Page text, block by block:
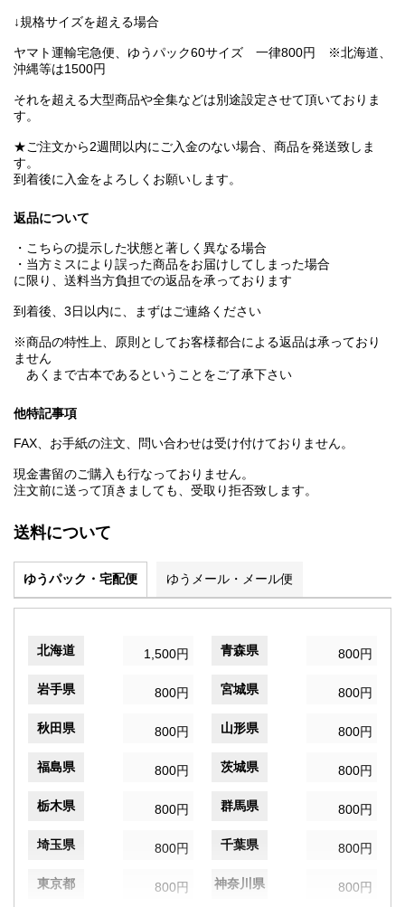
↓規格サイズを超える場合
ヤマト運輸宅急便、ゆうパック60サイズ 一律800円 ※北海道、
沖縄等は1500円
それを超える大型商品や全集などは別途設定させて頂いておりま
す。
★ご注文から2週間以内にご入金のない場合、商品を発送致しま
す。
到着後に入金をよろしくお願いします。
返品について
・こちらの提示した状態と著しく異なる場合
・当方ミスにより誤った商品をお届けしてしまった場合
に限り、送料当方負担での返品を承っております
到着後、3日以内に、まずはご連絡ください
※商品の特性上、原則としてお客様都合による返品は承っており
ません
あくまで古本であるということをご了承下さい
他特記事項
FAX、お手紙の注文、問い合わせは受け付けておりません。
現金書留のご購入も行なっておりません。
注文前に送って頂きましても、受取り拒否致します。
送料について
ゆうパック・宅配便 ゆうメール・メール便
北海道 1,500円 青森県 800円
岩手県 800円 宮城県 800円
秋田県 800円 山形県 800円
福島県 800円 茨城県 800円
栃木県 800円 群馬県 800円
埼玉県 800円 千葉県 800円
東京都 800円 神奈川県 800円